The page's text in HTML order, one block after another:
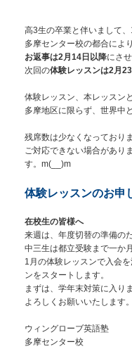
高3生の卒業と伴いまして、
多摩センター校の都合によ
お返事は2月14日以降にさ
次回の体験レッスンは2月
体験レッスン、本レッスン
多摩地区に限らず、世界中
残席数は少なくなっておりま
ご対応できない場合があり
す。m(__)m
体験レッスンのお申
在校生の皆様へ
来週は、年度切替の準備の
中三生は都立受験まで一か
1月の体験レッスンで入会
ンをスタートします。
まずは、学年末対策に入りま
よろしくお願いいたします。
ウィングローブ英語塾
多摩センター校